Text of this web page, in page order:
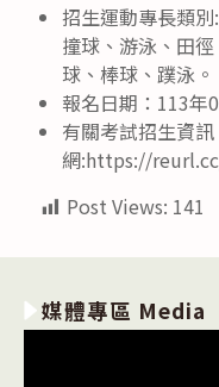
招生運動專長類
撞球、游泳、田
球、棒球、蹼泳。
報名日期：113年
有關考試招生資
網:https://
Post Views: 141
媒體專區 Media